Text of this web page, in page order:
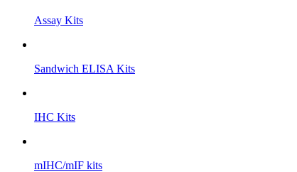
Assay Kits
Sandwich ELISA Kits
IHC Kits
mIHC/mIF kits